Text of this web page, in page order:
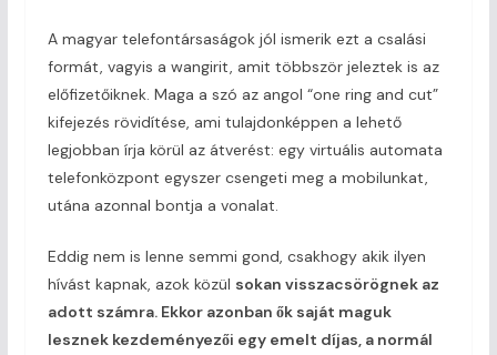
A magyar telefontársaságok jól ismerik ezt a csalási
formát, vagyis a wangirit, amit többször jeleztek is az
előfizetőiknek. Maga a szó az angol “one ring and cut”
kifejezés rövidítése, ami tulajdonképpen a lehető
legjobban írja körül az átverést: egy virtuális automata
telefonközpont egyszer csengeti meg a mobilunkat,
utána azonnal bontja a vonalat.
Eddig nem is lenne semmi gond, csakhogy akik ilyen
hívást kapnak, azok közül sokan visszacsörögnek az
adott számra. Ekkor azonban ők saját maguk
lesznek kezdeményezői egy emelt díjas, a normál